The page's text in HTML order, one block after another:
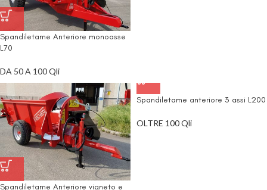
Spandiletame Anteriore monoasse
L70
DA 50 A 100 Qli
Spandiletame Anteriore vigneto e
Spandiletame anteriore 3 assi L200
OLTRE 100 Qli